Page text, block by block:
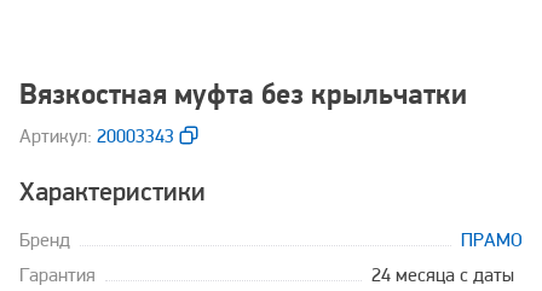
Вязкостная муфта без крыльчатки
Aртикул: 20003343
Характеристики
Бренд
ПРАМО
Гарантия
24 месяца с даты